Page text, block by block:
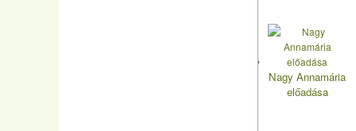
Nagy Annamária
előadása